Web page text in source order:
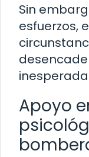
Sin
esfuerzos,
Apoyo